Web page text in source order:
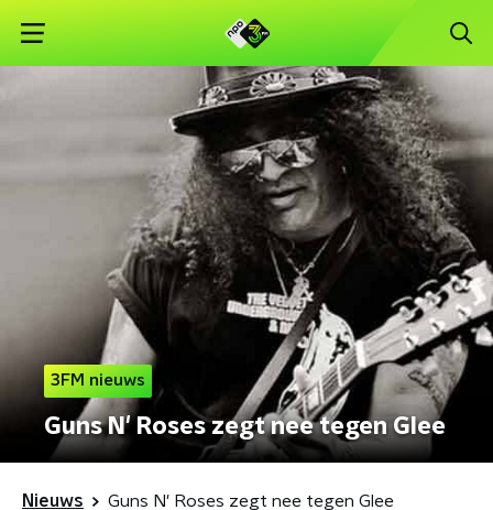
3FM nieuws
Guns N' Roses zegt nee tegen Glee
Nieuws Guns N' Roses zegt nee tegen Glee